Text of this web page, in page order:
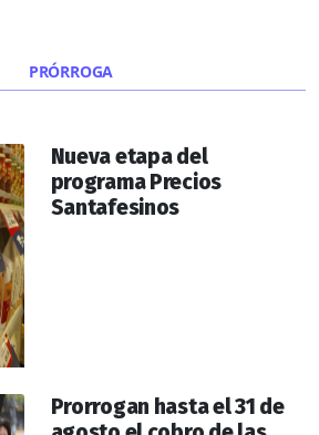
PRÓRROGA
Nueva etapa del
programa Precios
Santafesinos
Prorrogan hasta el 31 de